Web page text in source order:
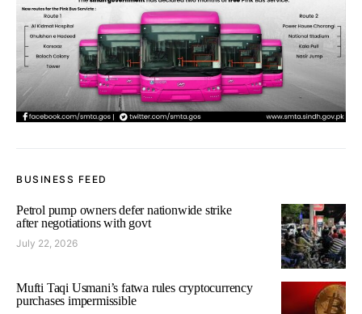
BUSINESS FEED
Petrol pump owners defer nationwide strike
after negotiations with govt
July 22, 2026
Mufti Taqi Usmani’s fatwa rules cryptocurrency
purchases impermissible